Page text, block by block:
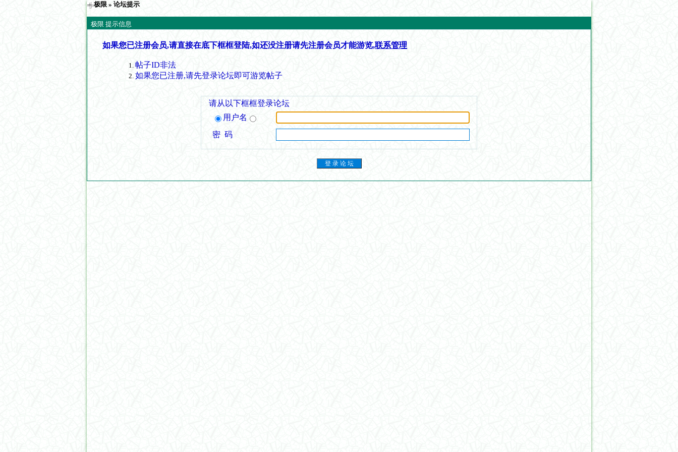
极限 » 论坛提示
极限 提示信息
如果您已注册会员,请直接在底下框框登陆,如还没注册请先注册会员才能游览,联系管理
帖子ID非法
如果您已注册,请先登录论坛即可游览帖子
请从以下框框登录论坛
用户名
密 码